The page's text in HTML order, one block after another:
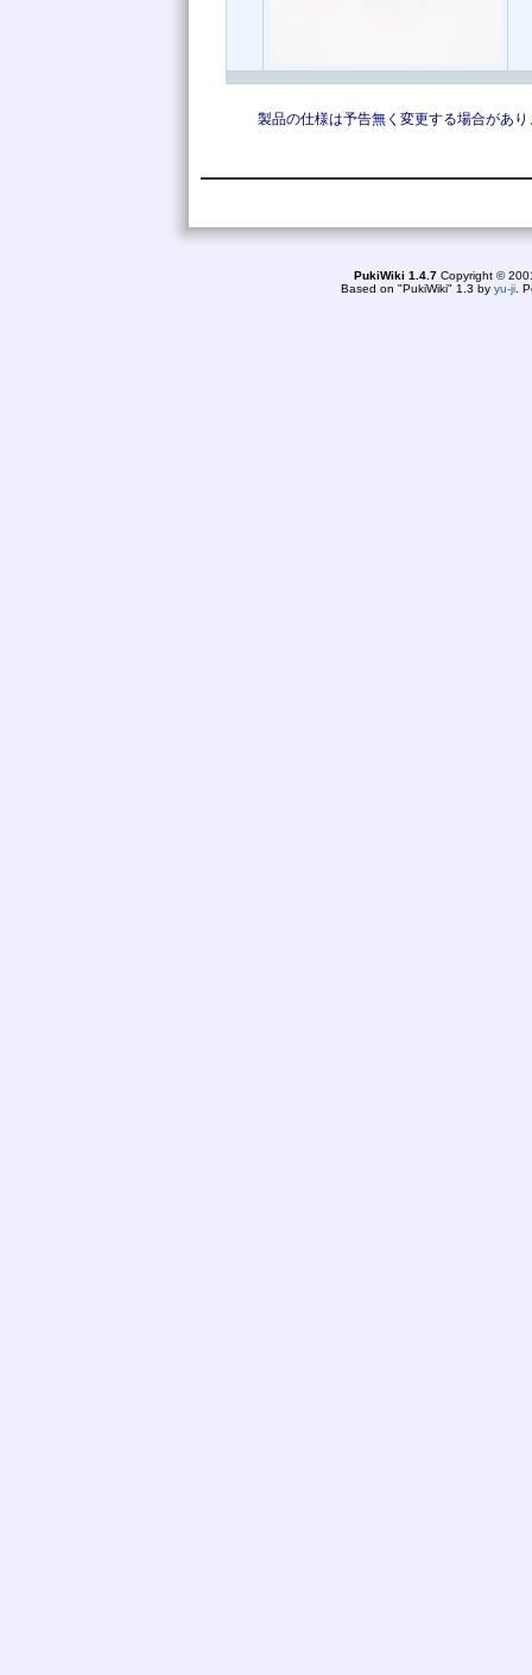
製品の仕様は予告無く変更する場合があり
PukiWiki 1.4.7 Copyright ©
Based on "PukiWiki" 1.3 by yu-ji .